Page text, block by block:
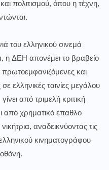
πολιτισμού, όπου η τέχνη,
του ελληνικού σινεμά
η ΔΕΗ απονέμει το βραβείο
και
ελληνικές ταινίες μεγάλου
από τριμελή κριτική
από χρηματικό έπαθλο
αναδεικνύοντας τις
κινηματογράφου